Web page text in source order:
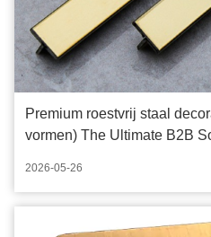
Premium roestvrij staal
vormen) The Ultimate
2026-05-26